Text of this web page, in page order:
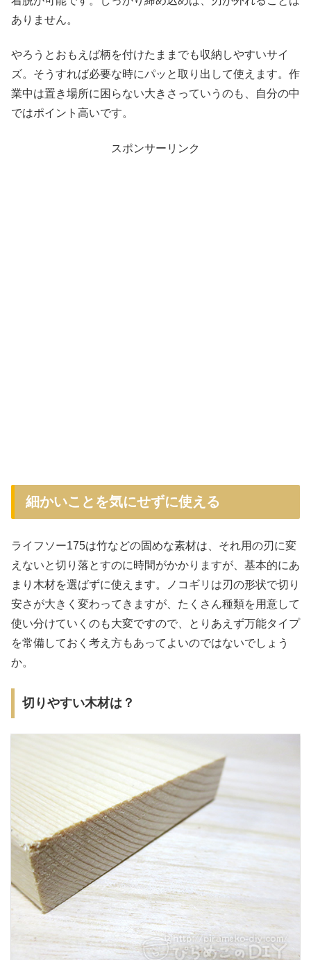
ありません。
やろうとおもえば柄を付けたままでも収納しやすいサイ
ズ。そうすれば必要な時にパッと取り出して使えます。作
業中は置き場所に困らない大きさっていうのも、自分の中
ではポイント高いです。
スポンサーリンク
細かいことを気にせずに使える
ライフソー175は竹などの固めな素材は、それ用の刃に変
えないと切り落とすのに時間がかかりますが、基本的にあ
まり木材を選ばずに使えます。ノコギリは刃の形状で切り
安さが大きく変わってきますが、たくさん種類を用意して
使い分けていくのも大変ですので、とりあえず万能タイプ
を常備しておく考え方もあってよいのではないでしょう
か。
切りやすい木材は？